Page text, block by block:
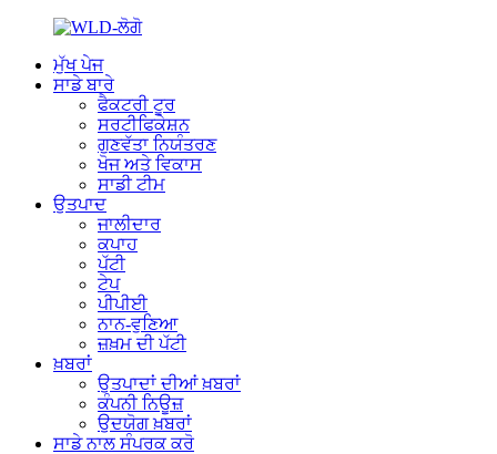
ਮੁੱਖ ਪੇਜ
ਸਾਡੇ ਬਾਰੇ
ਫੈਕਟਰੀ ਟੂਰ
ਸਰਟੀਫਿਕੇਸ਼ਨ
ਗੁਣਵੱਤਾ ਨਿਯੰਤਰਣ
ਖੋਜ ਅਤੇ ਵਿਕਾਸ
ਸਾਡੀ ਟੀਮ
ਉਤਪਾਦ
ਜਾਲੀਦਾਰ
ਕਪਾਹ
ਪੱਟੀ
ਟੇਪ
ਪੀਪੀਈ
ਨਾਨ-ਵੁਣਿਆ
ਜ਼ਖ਼ਮ ਦੀ ਪੱਟੀ
ਖ਼ਬਰਾਂ
ਉਤਪਾਦਾਂ ਦੀਆਂ ਖ਼ਬਰਾਂ
ਕੰਪਨੀ ਨਿਊਜ਼
ਉਦਯੋਗ ਖ਼ਬਰਾਂ
ਸਾਡੇ ਨਾਲ ਸੰਪਰਕ ਕਰੋ